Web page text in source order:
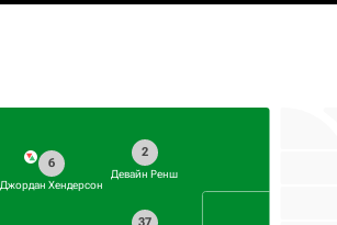
2
Девайн Ренш
37
6
Джордан Хендерсон